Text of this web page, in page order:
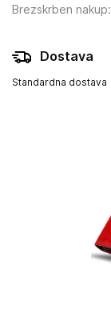
Brezskrben nakup:
Dostava
Standardna dostava